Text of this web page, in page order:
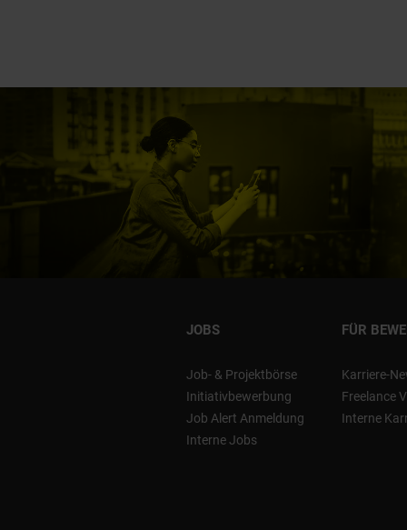
JOBS
Job- & Projektbörse
Initiativbewerbung
Job Alert Anmeldung
Interne Jobs
FÜR
Karriere-
Freelance
Interne